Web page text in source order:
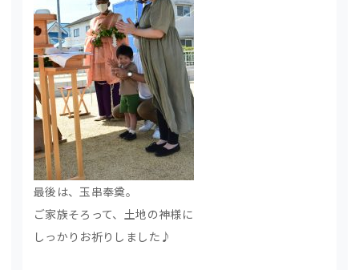
最後は、玉串奉奠。
ご家族そろって、土地の神様に
しっかりお祈りしました♪